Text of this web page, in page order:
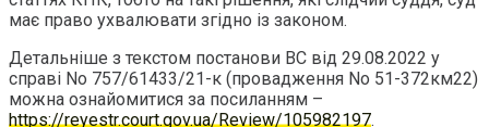
має право ухвалювати згідно із законом.
Детальніше з текстом постанови ВС від 29.08.2022 у
справі No 757/61433/21-к (провадження No 51-372км22)
можна ознайомитися за посиланням –
https://reyestr.court.gov.ua/Review/105982197.